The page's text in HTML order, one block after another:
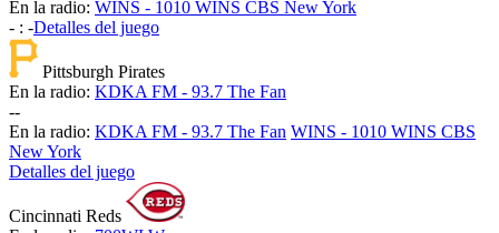
En la radio: WINS - 1010 WINS CBS New York
- : -Detalles del juego
Pittsburgh Pirates
En la radio: KDKA FM - 93.7 The Fan
--
En la radio: KDKA FM - 93.7 The Fan WINS - 1010 WINS CBS
New York
Detalles del juego
Cincinnati Reds